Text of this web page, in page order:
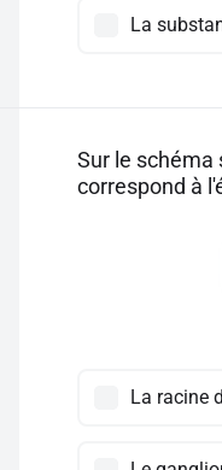
La
Sur le schéma
correspond à
La racine